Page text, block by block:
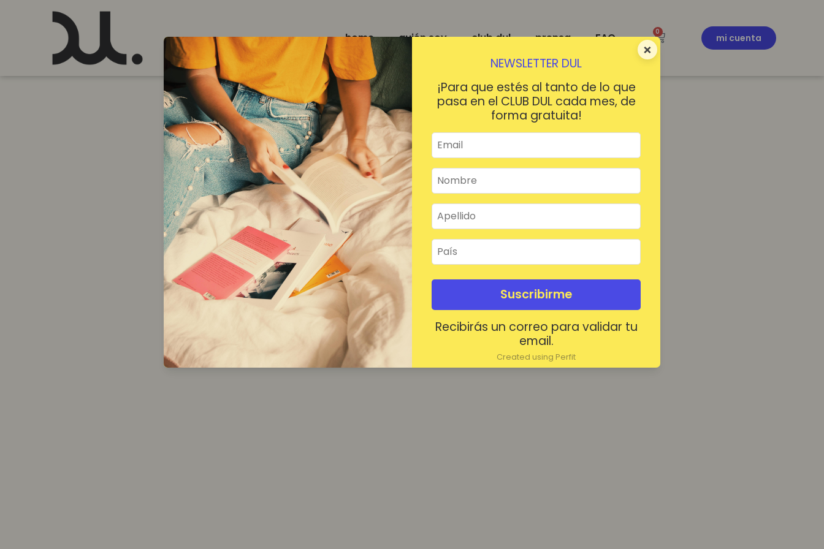
×
NEWSLETTER DUL
¡Para que estés al tanto de lo que
pasa en el CLUB DUL cada mes, de
forma gratuita!
Suscribirme
Recibirás un correo para validar tu
email.
Created using Perfit
home quién soy club dul prensa FAQ 0
mi cuenta
¡HOLA!
Mantenerme conectado ¿Contraseña olvidada?
Acceder